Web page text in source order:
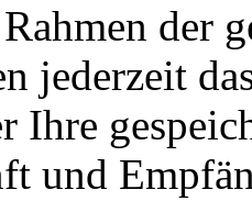
der
jederzeit
Ihre
und